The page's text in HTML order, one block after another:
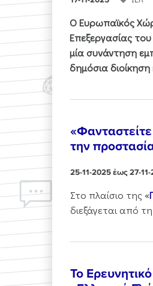
Ο Ευρωπαϊκός
Επεξεργασίας
μία συνάντηση
δημόσια διοίκηση
«Φανταστείτε
την
25-11-2025 έως 27-
Στo πλαίσιo της «
διεξάγεται από τη
Το